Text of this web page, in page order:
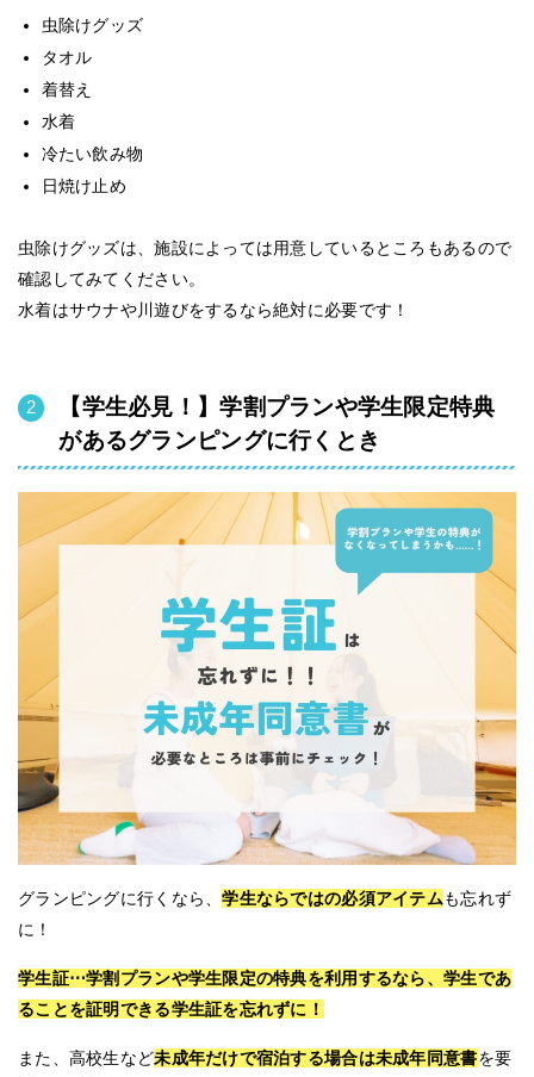
虫除けグッズ
タオル
着替え
水着
冷たい飲み物
日焼け止め
虫除けグッズは、施設によっては用意しているところもあるので
確認してみてください。
水着はサウナや川遊びをするなら絶対に必要です！
【学生必見！】学割プランや学生限定特典
があるグランピングに行くとき
グランピングに行くなら、学生ならではの必須アイテムも忘れず
に！
学生証⋯学割プランや学生限定の特典を利用するなら、学生であ
ることを証明できる学生証を忘れずに！
また、高校生など未成年だけで宿泊する場合は未成年同意書を要